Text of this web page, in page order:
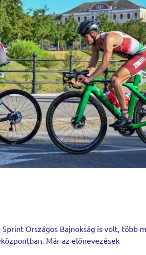
Országos Bajnokság is volt, több
Már az előnevezések